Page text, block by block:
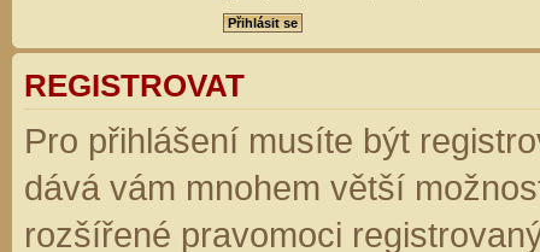
REGISTROVAT
Pro přihlášení musíte být
dává vám mnohem větší
rozšířené pravomoci